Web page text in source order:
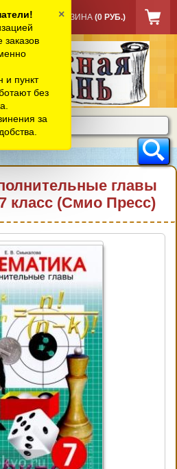
КОРЗИНА (0 РУБ.)
главы
класс (Смио Пресс)
и пункт
без
за
×